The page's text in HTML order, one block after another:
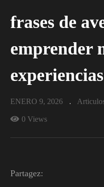
frases de
emprender
experiencias
ENERO 9, 2026
0 Views
Partagez: